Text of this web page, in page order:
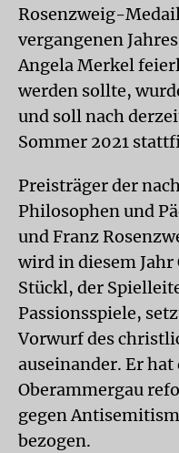
Rosenzweig-
vergangenen
Angela Merkel
werden sollte,
und soll nach
Sommer 2021
Preisträger der
Philosophen und
und Franz
wird in diesem
Stückl, der
Passionsspiele,
Vorwurf des
auseinander. Er
Oberammergau
gegen
bezogen.